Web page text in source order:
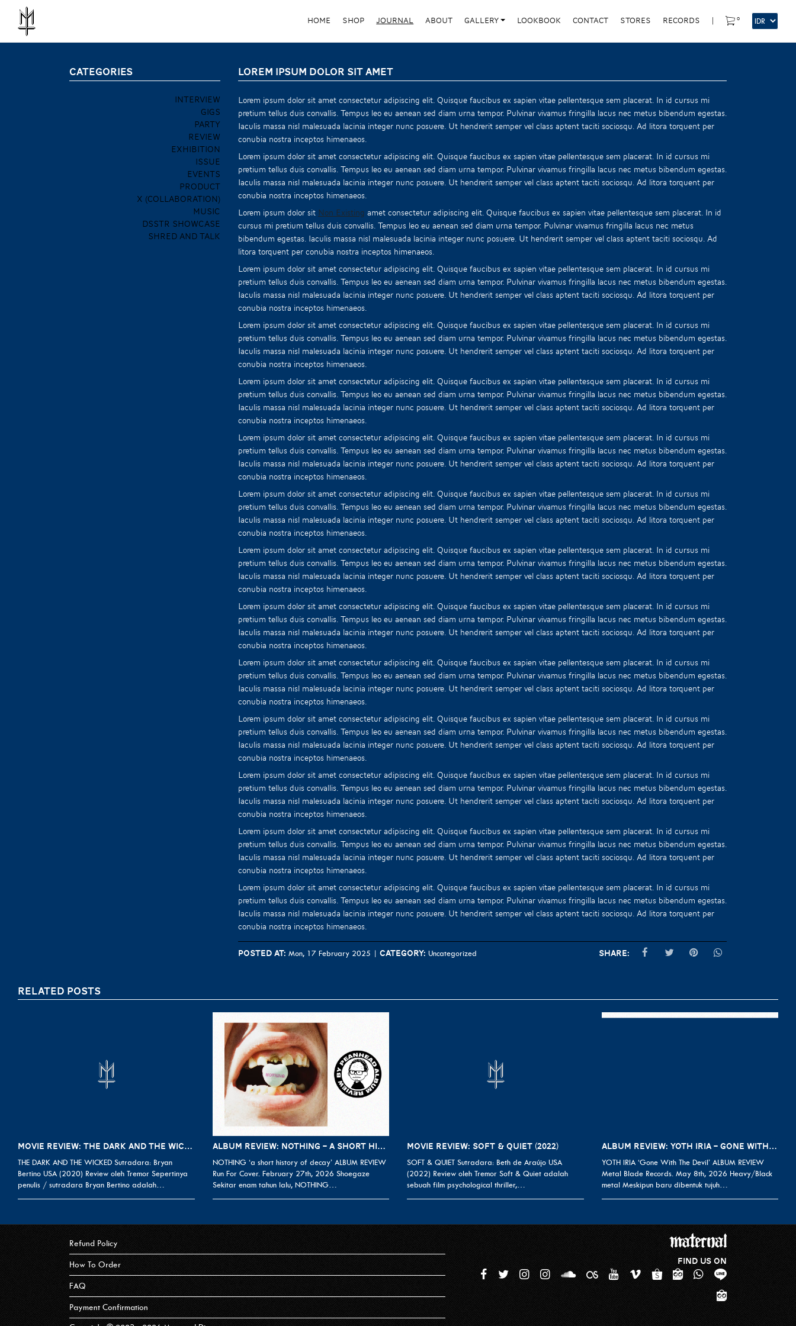
HOME SHOP JOURNAL ABOUT GALLERY LOOKBOOK CONTACT STORES RECORDS 0
LOREM IPSUM DOLOR SIT AMET
Lorem ipsum dolor sit amet consectetur adipiscing elit. Quisque faucibus ex sapien vitae pellentesque sem placerat. In id cursus mi
pretium tellus duis convallis. Tempus leo eu aenean sed diam urna tempor. Pulvinar vivamus fringilla lacus nec metus bibendum egestas.
Iaculis massa nisl malesuada lacinia integer nunc posuere. Ut hendrerit semper vel class aptent taciti sociosqu. Ad litora torquent per
conubia nostra inceptos himenaeos.
Lorem ipsum dolor sit amet consectetur adipiscing elit. Quisque faucibus ex sapien vitae pellentesque sem placerat. In id cursus mi
pretium tellus duis convallis. Tempus leo eu aenean sed diam urna tempor. Pulvinar vivamus fringilla lacus nec metus bibendum egestas.
Iaculis massa nisl malesuada lacinia integer nunc posuere. Ut hendrerit semper vel class aptent taciti sociosqu. Ad litora torquent per
conubia nostra inceptos himenaeos.
Lorem ipsum dolor sit Non Existing amet consectetur adipiscing elit. Quisque faucibus ex sapien vitae pellentesque sem placerat. In id
cursus mi pretium tellus duis convallis. Tempus leo eu aenean sed diam urna tempor. Pulvinar vivamus fringilla lacus nec metus
bibendum egestas. Iaculis massa nisl malesuada lacinia integer nunc posuere. Ut hendrerit semper vel class aptent taciti sociosqu. Ad
litora torquent per conubia nostra inceptos himenaeos.
Lorem ipsum dolor sit amet consectetur adipiscing elit. Quisque faucibus ex sapien vitae pellentesque sem placerat. In id cursus mi
pretium tellus duis convallis. Tempus leo eu aenean sed diam urna tempor. Pulvinar vivamus fringilla lacus nec metus bibendum egestas.
Iaculis massa nisl malesuada lacinia integer nunc posuere. Ut hendrerit semper vel class aptent taciti sociosqu. Ad litora torquent per
conubia nostra inceptos himenaeos.
Lorem ipsum dolor sit amet consectetur adipiscing elit. Quisque faucibus ex sapien vitae pellentesque sem placerat. In id cursus mi
pretium tellus duis convallis. Tempus leo eu aenean sed diam urna tempor. Pulvinar vivamus fringilla lacus nec metus bibendum egestas.
Iaculis massa nisl malesuada lacinia integer nunc posuere. Ut hendrerit semper vel class aptent taciti sociosqu. Ad litora torquent per
conubia nostra inceptos himenaeos.
Lorem ipsum dolor sit amet consectetur adipiscing elit. Quisque faucibus ex sapien vitae pellentesque sem placerat. In id cursus mi
pretium tellus duis convallis. Tempus leo eu aenean sed diam urna tempor. Pulvinar vivamus fringilla lacus nec metus bibendum egestas.
Iaculis massa nisl malesuada lacinia integer nunc posuere. Ut hendrerit semper vel class aptent taciti sociosqu. Ad litora torquent per
conubia nostra inceptos himenaeos.
Lorem ipsum dolor sit amet consectetur adipiscing elit. Quisque faucibus ex sapien vitae pellentesque sem placerat. In id cursus mi
pretium tellus duis convallis. Tempus leo eu aenean sed diam urna tempor. Pulvinar vivamus fringilla lacus nec metus bibendum egestas.
Iaculis massa nisl malesuada lacinia integer nunc posuere. Ut hendrerit semper vel class aptent taciti sociosqu. Ad litora torquent per
conubia nostra inceptos himenaeos.
Lorem ipsum dolor sit amet consectetur adipiscing elit. Quisque faucibus ex sapien vitae pellentesque sem placerat. In id cursus mi
pretium tellus duis convallis. Tempus leo eu aenean sed diam urna tempor. Pulvinar vivamus fringilla lacus nec metus bibendum egestas.
Iaculis massa nisl malesuada lacinia integer nunc posuere. Ut hendrerit semper vel class aptent taciti sociosqu. Ad litora torquent per
conubia nostra inceptos himenaeos.
Lorem ipsum dolor sit amet consectetur adipiscing elit. Quisque faucibus ex sapien vitae pellentesque sem placerat. In id cursus mi
pretium tellus duis convallis. Tempus leo eu aenean sed diam urna tempor. Pulvinar vivamus fringilla lacus nec metus bibendum egestas.
Iaculis massa nisl malesuada lacinia integer nunc posuere. Ut hendrerit semper vel class aptent taciti sociosqu. Ad litora torquent per
conubia nostra inceptos himenaeos.
Lorem ipsum dolor sit amet consectetur adipiscing elit. Quisque faucibus ex sapien vitae pellentesque sem placerat. In id cursus mi
pretium tellus duis convallis. Tempus leo eu aenean sed diam urna tempor. Pulvinar vivamus fringilla lacus nec metus bibendum egestas.
Iaculis massa nisl malesuada lacinia integer nunc posuere. Ut hendrerit semper vel class aptent taciti sociosqu. Ad litora torquent per
conubia nostra inceptos himenaeos.
Lorem ipsum dolor sit amet consectetur adipiscing elit. Quisque faucibus ex sapien vitae pellentesque sem placerat. In id cursus mi
pretium tellus duis convallis. Tempus leo eu aenean sed diam urna tempor. Pulvinar vivamus fringilla lacus nec metus bibendum egestas.
Iaculis massa nisl malesuada lacinia integer nunc posuere. Ut hendrerit semper vel class aptent taciti sociosqu. Ad litora torquent per
conubia nostra inceptos himenaeos.
Lorem ipsum dolor sit amet consectetur adipiscing elit. Quisque faucibus ex sapien vitae pellentesque sem placerat. In id cursus mi
pretium tellus duis convallis. Tempus leo eu aenean sed diam urna tempor. Pulvinar vivamus fringilla lacus nec metus bibendum egestas.
Iaculis massa nisl malesuada lacinia integer nunc posuere. Ut hendrerit semper vel class aptent taciti sociosqu. Ad litora torquent per
conubia nostra inceptos himenaeos.
Lorem ipsum dolor sit amet consectetur adipiscing elit. Quisque faucibus ex sapien vitae pellentesque sem placerat. In id cursus mi
pretium tellus duis convallis. Tempus leo eu aenean sed diam urna tempor. Pulvinar vivamus fringilla lacus nec metus bibendum egestas.
Iaculis massa nisl malesuada lacinia integer nunc posuere. Ut hendrerit semper vel class aptent taciti sociosqu. Ad litora torquent per
conubia nostra inceptos himenaeos.
Lorem ipsum dolor sit amet consectetur adipiscing elit. Quisque faucibus ex sapien vitae pellentesque sem placerat. In id cursus mi
pretium tellus duis convallis. Tempus leo eu aenean sed diam urna tempor. Pulvinar vivamus fringilla lacus nec metus bibendum egestas.
Iaculis massa nisl malesuada lacinia integer nunc posuere. Ut hendrerit semper vel class aptent taciti sociosqu. Ad litora torquent per
conubia nostra inceptos himenaeos.
Lorem ipsum dolor sit amet consectetur adipiscing elit. Quisque faucibus ex sapien vitae pellentesque sem placerat. In id cursus mi
pretium tellus duis convallis. Tempus leo eu aenean sed diam urna tempor. Pulvinar vivamus fringilla lacus nec metus bibendum egestas.
Iaculis massa nisl malesuada lacinia integer nunc posuere. Ut hendrerit semper vel class aptent taciti sociosqu. Ad litora torquent per
conubia nostra inceptos himenaeos.
Posted at: Mon, 17 February 2025 | Category: Uncategorized Share:
CATEGORIES
INTERVIEW
GIGS
PARTY
REVIEW
EXHIBITION
ISSUE
EVENTS
PRODUCT
X (COLLABORATION)
MUSIC
DSSTR SHOWCASE
SHRED AND TALK
RELATED POSTS
MOVIE REVIEW: THE DARK AND THE WICKED (2020)
THE DARK AND THE WICKED Sutradara: Bryan
Bertino USA (2020) Review oleh Tremor Sepertinya
penulis / sutradara Bryan Bertino adalah…
ALBUM REVIEW: NOTHING – A SHORT HISTORY OF DECAY
NOTHING ‘a short history of decay’ ALBUM REVIEW
Run For Cover. February 27th, 2026 Shoegaze
Sekitar enam tahun lalu, NOTHING…
MOVIE REVIEW: SOFT & QUIET (2022)
SOFT & QUIET Sutradara: Beth de Araújo USA
(2022) Review oleh Tremor Soft & Quiet adalah
sebuah film psychological thriller,…
ALBUM REVIEW: YOTH IRIA – GONE WITH THE DEVIL
YOTH IRIA ‘Gone With The Devil’ ALBUM REVIEW
Metal Blade Records. May 8th, 2026 Heavy/Black
metal Meskipun baru dibentuk tujuh…
Refund Policy
How To Order
FAQ
Payment Confirmation
FIND US ON